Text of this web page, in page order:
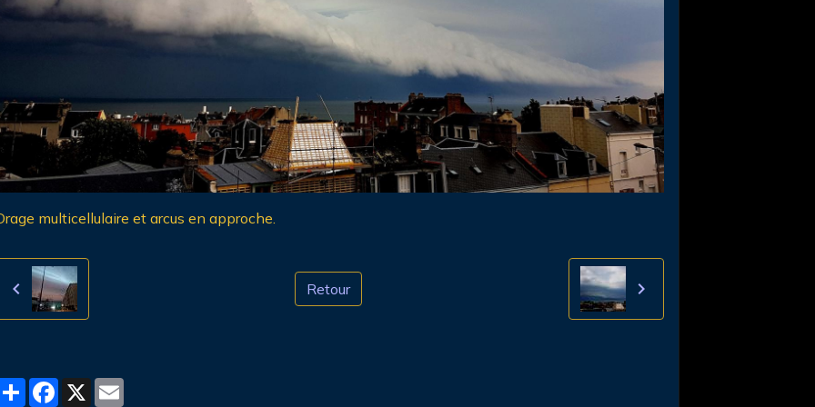
multicellulaire et arcus en approche.
Retour
PartagerFacebook
X